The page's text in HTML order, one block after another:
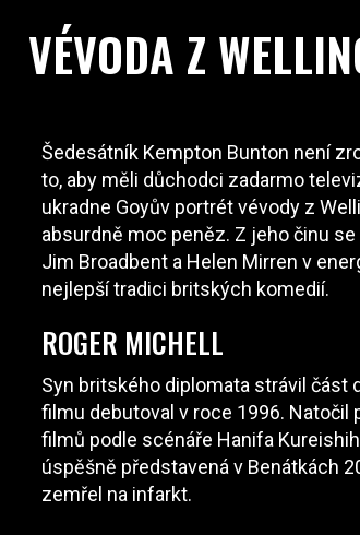
VÉVODA Z
Šedesátník Kempton Bunton není
to, aby měli důchodci zadarmo
ukradne Goyův portrét vévody z
absurdně moc peněz. Z jeho činu
Jim Broadbent a Helen Mirren v
nejlepší tradici britských komedií.
ROGER MICHELL
Syn britského diplomata strávil část
filmu debutoval v roce 1996.
filmů podle scénáře Hanifa
úspěšně představená v Benátkách
zemřel na infarkt.